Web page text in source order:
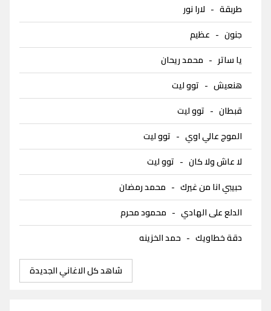
طربقة - لارا نور
جنون - عظيم
يا ساتر - محمد ريحان
هنعيش - توو ليت
قبطان - توو ليت
الموج عالي اوي - توو ليت
لا عاش ولا كان - توو ليت
حبيبي انا من غيرك - محمد رمضان
الدلع على الهادي - محمود محرم
دقة خطاويك - حمد الخزينه
شاهد كل الاغاني الجديدة